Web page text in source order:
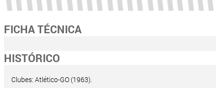
FICHA TÉCNICA
HISTÓRICO
Clubes: Atlético-GO (1963).